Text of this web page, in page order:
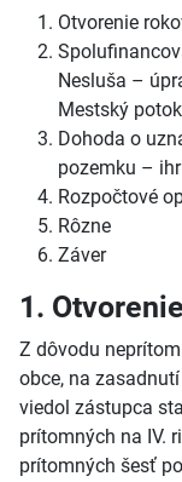
Otvorenie
Nesluša –
Mestský
Dohoda o
pozemku –
Rozpočtové
Rôzne
Záver
1.
Z dôvodu
obce, na
viedol zástupca
prítomných na IV.
prítomných šesť